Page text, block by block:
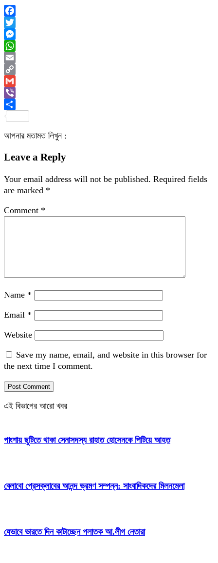
Facebook
Twitter
Messenger
WhatsApp
Email
Copy
Link
Gmail
Viber
আপনার মতামত লিখুন :
Leave a Reply
Your email address will not be published. Required fields
are marked *
Comment *
Name *
Email *
Website
Save my name, email, and website in this browser for
the next time I comment.
এই বিভাগের আরো খবর
পাংশায় ছুটিতে থাকা সেনাসদস্য রাহাত হোসেনকে পিটিয়ে আহত
বেলাবো প্রেসক্লাবের আনন্দ ভ্রমণ সম্পন্ন: সাংবাদিকদের মিলনমেলা
যেভাবে ভারতে দিন কাটাচ্ছেন পলাতক আ.লীগ নেতারা